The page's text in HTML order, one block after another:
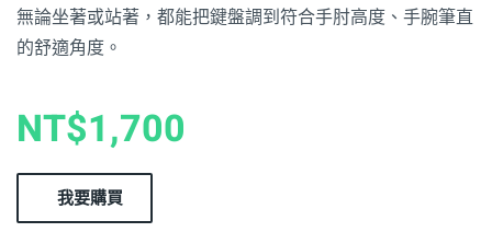
無論坐著或站著，都能把鍵盤調到符合手肘高度、手腕筆直
的舒適角度。
NT$1,700
我要購買